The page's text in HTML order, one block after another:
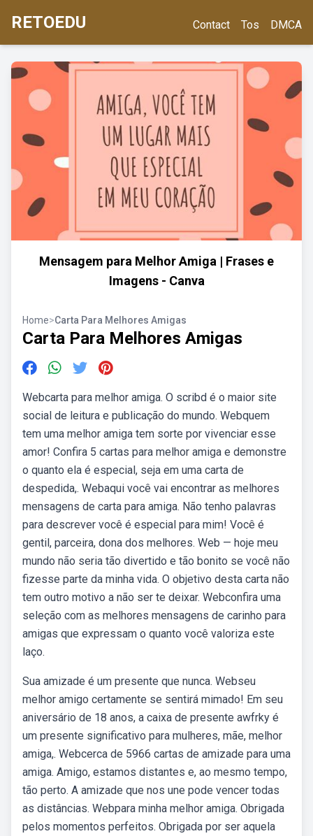
RETOEDU Contact Tos DMCA
Mensagem para Melhor Amiga | Frases e
Imagens - Canva
Home>Carta Para Melhores Amigas
Carta Para Melhores Amigas
Webcarta para melhor amiga. O scribd é o maior site
social de leitura e publicação do mundo. Webquem
tem uma melhor amiga tem sorte por vivenciar esse
amor! Confira 5 cartas para melhor amiga e demonstre
o quanto ela é especial, seja em uma carta de
despedida,. Webaqui você vai encontrar as melhores
mensagens de carta para amiga. Não tenho palavras
para descrever você é especial para mim! Você é
gentil, parceira, dona dos melhores. Web — hoje meu
mundo não seria tão divertido e tão bonito se você não
fizesse parte da minha vida. O objetivo desta carta não
tem outro motivo a não ser te deixar. Webconfira uma
seleção com as melhores mensagens de carinho para
amigas que expressam o quanto você valoriza este
laço.
Sua amizade é um presente que nunca. Webseu
melhor amigo certamente se sentirá mimado! Em seu
aniversário de 18 anos, a caixa de presente awfrky é
um presente significativo para mulheres, mãe, melhor
amiga,. Webcerca de 5966 cartas de amizade para uma
amiga. Amigo, estamos distantes e, ao mesmo tempo,
tão perto. A amizade que nos une pode vencer todas
as distâncias. Webpara minha melhor amiga. Obrigada
pelos momentos perfeitos. Obrigada por ser aquela